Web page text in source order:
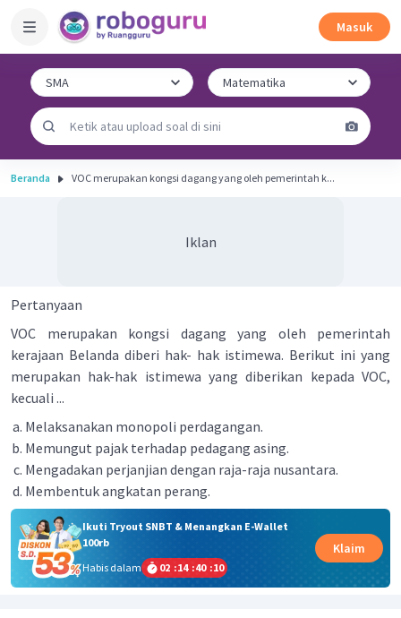
Masuk
Beranda VOC merupakan kongsi dagang yang oleh pemerintah k...
Iklan
Pertanyaan
VOC merupakan kongsi dagang yang oleh pemerintah
kerajaan Belanda diberi hak- hak istimewa. Berikut ini yang
merupakan hak-hak istimewa yang diberikan kepada VOC,
kecuali ...
Melaksanakan monopoli perdagangan.
Memungut pajak terhadap pedagang asing.
Mengadakan perjanjian dengan raja-raja nusantara.
Membentuk angkatan perang.
Ikuti Tryout SNBT & Menangkan E-Wallet
100rb
Habis dalam
02 :14 :40 :10
Klaim